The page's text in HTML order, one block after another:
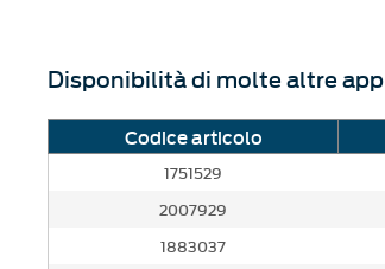
Disponibilità di molte altre
Codice articolo
1751529
2007929
1883037